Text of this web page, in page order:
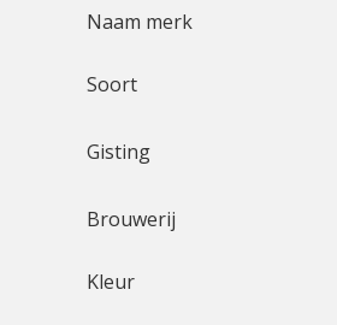
Naam merk
Soort
Gisting
Brouwerij
Kleur